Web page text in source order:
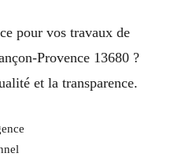
pour vos travaux de
Provence 13680 ?
et la transparence.